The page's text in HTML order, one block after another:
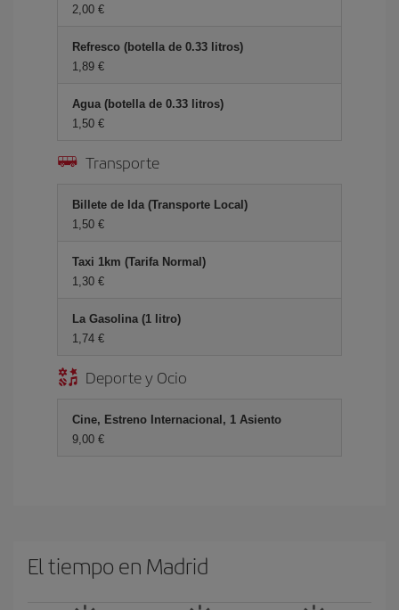
2,00 €
Refresco (botella de 0.33 litros)
1,89 €
Agua (botella de 0.33 litros)
1,50 €
Transporte
Billete de Ida (Transporte Local)
1,50 €
Taxi 1km (Tarifa Normal)
1,30 €
La Gasolina (1 litro)
1,74 €
Deporte y Ocio
Cine, Estreno Internacional, 1 Asiento
9,00 €
El tiempo en Madrid